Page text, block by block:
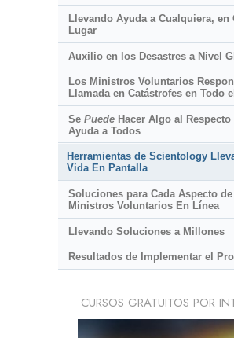
Llevando Ayuda a Cualquiera, en
Lugar
Auxilio en los Desastres a Nivel
Los Ministros Voluntarios
Llamada en Catástrofes en Todo
Se PuedeHacer Algo al Respecto
Ayuda a Todos
Herramientas de Scientology
Vida En Pantalla
Soluciones para Cada Aspecto
Ministros Voluntarios En Línea
Llevando Soluciones a Millones
Resultados de Implementar el
CURSOS GRATUITOS POR